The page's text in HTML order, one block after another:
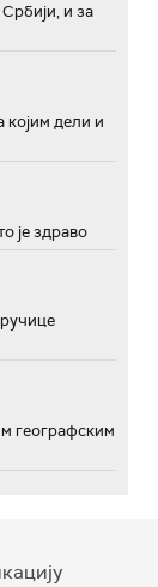
и за
којим дели и
је здраво
географским